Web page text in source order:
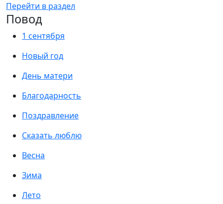
Перейти в раздел
Повод
1 сентября
Новый год
День матери
Благодарность
Поздравление
Сказать люблю
Весна
Зима
Лето